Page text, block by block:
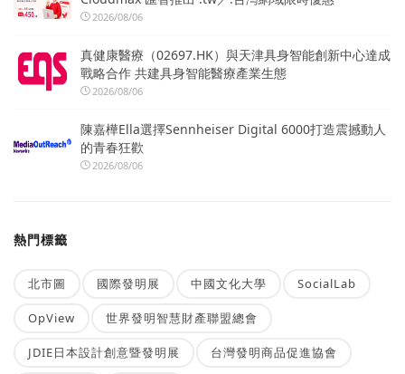
2026/08/06
真健康醫療（02697.HK）與天津具身智能創新中心達成
戰略合作 共建具身智能醫療產業生態
2026/08/06
陳嘉樺Ella選擇Sennheiser Digital 6000打造震撼動人
的青春狂歡
2026/08/06
熱門標籤
北市圖 國際發明展 中國文化大學 SocialLab
OpView 世界發明智慧財產聯盟總會
JDIE日本設計創意暨發明展 台灣發明商品促進協會